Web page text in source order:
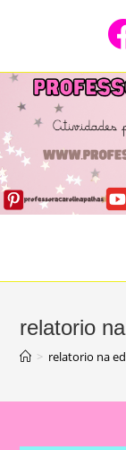
relatorio
> relatorio na